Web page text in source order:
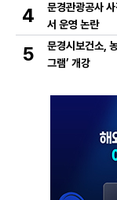
4
문경관광공사
서 운영 논란
5
문경시보건소,
그램’ 개강